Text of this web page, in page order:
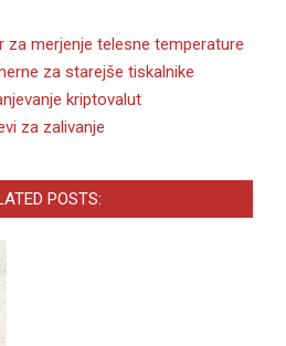
merjenje telesne temperature
za starejše tiskalnike
kriptovalut
za zalivanje
POSTS: